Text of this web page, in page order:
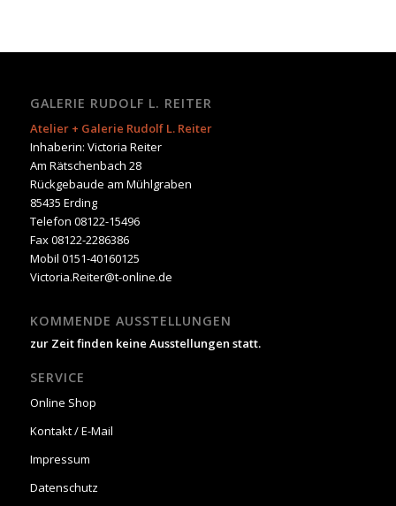
GALERIE RUDOLF L. REITER
Atelier + Galerie Rudolf L. Reiter
Inhaberin: Victoria Reiter
Am Rätschenbach 28
Rückgebaude am Mühlgraben
85435 Erding
Telefon 08122-15496
Fax 08122-2286386
Mobil 0151-40160125
Victoria.Reiter@t-online.de
KOMMENDE AUSSTELLUNGEN
zur Zeit finden keine Ausstellungen statt.
SERVICE
Online Shop
Kontakt / E-Mail
Impressum
Datenschutz